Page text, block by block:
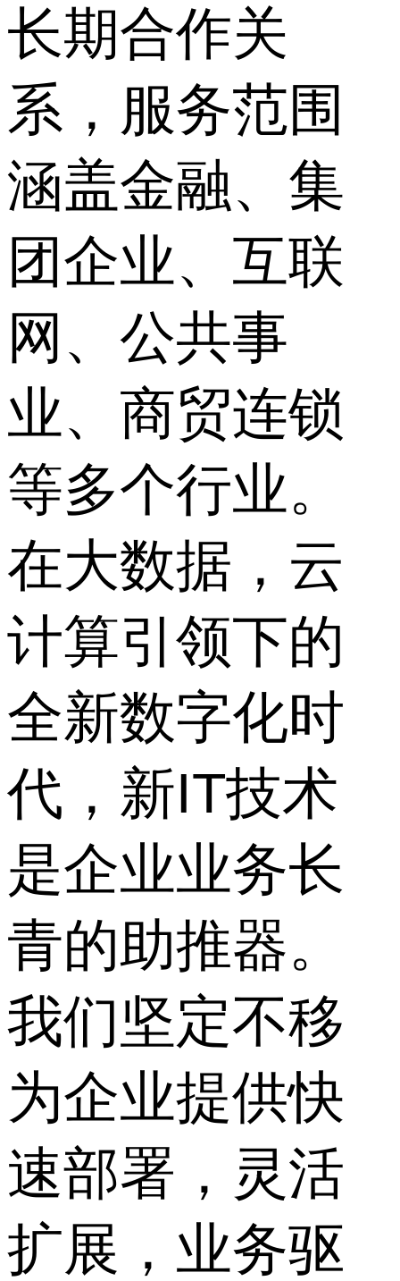
长期合作关
系，服务范围
涵盖金融、集
团企业、互联
网、公共事
业、商贸连锁
等多个行业。
在大数据，云
计算引领下的
全新数字化时
代，新IT技术
是企业业务长
青的助推器。
我们坚定不移
为企业提供快
速部署，灵活
扩展，业务驱